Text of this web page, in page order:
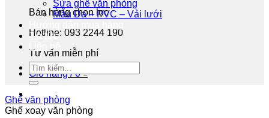
Bán hàng chọn lọc
Hotline: 093 2244 190
Tư vấn miễn phí
Giỏ hàng /0₫
Sửa ghế văn phòng
Mẫu Da – PVC – Vải lưới
Tin tức
Liên hệ
Ghế văn phòng
Ghế xoay văn phòng